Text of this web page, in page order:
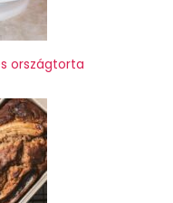
országtorta